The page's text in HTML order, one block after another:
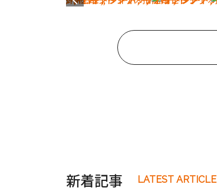
新着記事 LATEST ARTICLE